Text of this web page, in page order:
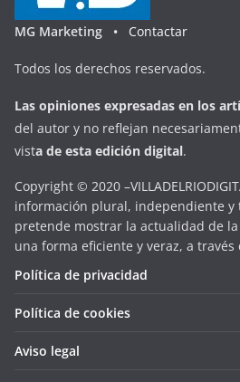
MG Marketing • Contactar
Todos los derechos reservados.
Las opiniones expresadas en los
del autor y no reflejan
vista de esta edición digital.
Copyright © 2020
información plural, independiente y
pretende mostrar la actualidad de
una forma eficiente y veraz, a
Política de privacidad
Política de cookies
Aviso legal